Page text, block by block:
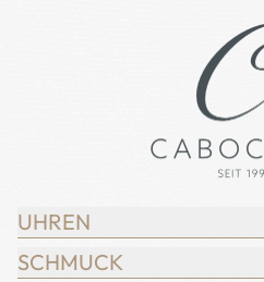
UHREN
BREITLING
SCHMUCK